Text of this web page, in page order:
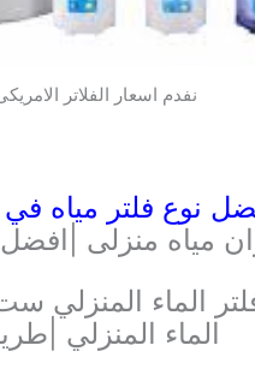
نفدم اسعار الفلاتر
نوع فلتر مياه
مياه منزلى |افضل
الماء المنزلي
الماء المنزلي